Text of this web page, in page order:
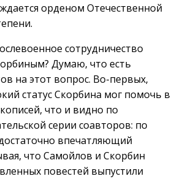
орденом Отечественной
сотрудничество
Думаю, что есть
на этот вопрос. Во-первых,
статус Скорбина мог помочь в
что и видно по
серии соавторов: по
впечатляющий
что Самойлов и Скорбин
повестей выпустили